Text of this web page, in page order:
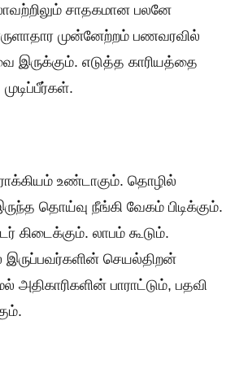
சாதகமான பலனே
முன்னேற்றம் பணவரவில்
இருக்கும். எடுத்த காரியத்தை
உண்டாகும். தொழில்
தொய்வு நீங்கி வேகம் பிடிக்கும்.
கிடைக்கும். லாபம் கூடும்.
இருப்பவர்களின் செயல்திறன்
அதிகாரிகளின் பாராட்டும், பதவி